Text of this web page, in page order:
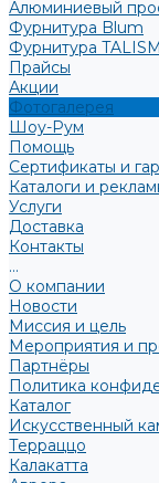
Алюминиевый
Фурнитура Blum
Фурнитура
Прайсы
Акции
Фотогалерея
Шоу-Рум
Помощь
Сертификаты и
Каталоги и
Услуги
Доставка
Контакты
...
О компании
Новости
Миссия и цель
Мероприятия и
Партнёры
Политика
Каталог
Искусственный
Терраццо
Калакатта